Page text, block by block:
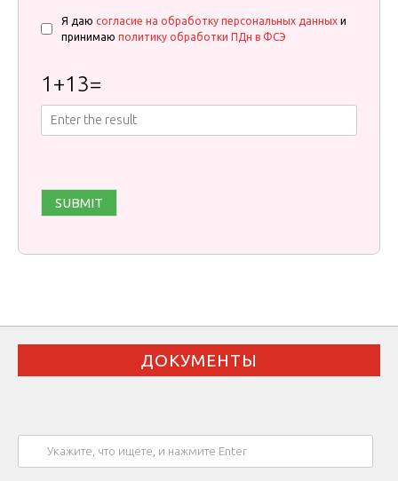
Я даю согласие на обработку персональных данных и
принимаю политику обработки ПДн в ФСЭ
1 +13=
ДОКУМЕНТЫ